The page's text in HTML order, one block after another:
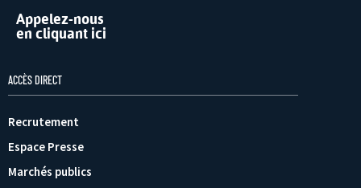
Appelez-nous
en cliquant ici
ACCÈS DIRECT
Recrutement
Espace Presse
Marchés publics